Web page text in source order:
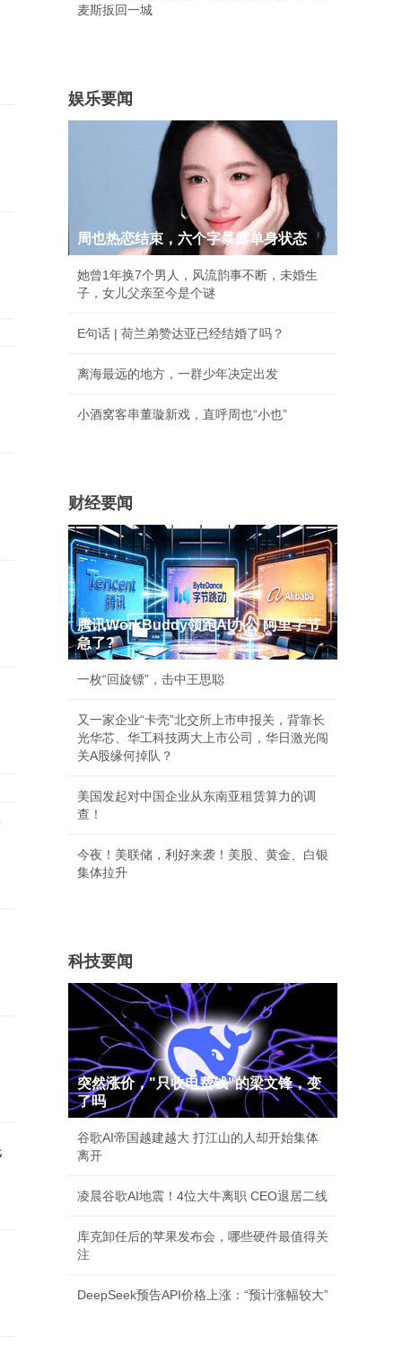
麦斯扳回一城
娱乐要闻
周也热恋结束，六个字暴露单身状态
她曾1年换7个男人，风流韵事不断，未婚生
子，女儿父亲至今是个谜
E句话 | 荷兰弟赞达亚已经结婚了吗？
离海最远的地方，一群少年决定出发
小酒窝客串董璇新戏，直呼周也“小也”
财经要闻
腾讯WorkBuddy领跑AI办公 阿里字节
急了?
一枚“回旋镖”，击中王思聪
又一家企业“卡壳”北交所上市申报关，背靠长
光华芯、华工科技两大上市公司，华日激光闯
关A股缘何掉队？
美国发起对中国企业从东南亚租赁算力的调
查！
今夜！美联储，利好来袭！美股、黄金、白银
集体拉升
科技要闻
突然涨价，"只收电费钱"的梁文锋，变
了吗
谷歌AI帝国越建越大 打江山的人却开始集体
离开
凌晨谷歌AI地震！4位大牛离职 CEO退居二线
库克卸任后的苹果发布会，哪些硬件最值得关
注
DeepSeek预告API价格上涨：“预计涨幅较大”